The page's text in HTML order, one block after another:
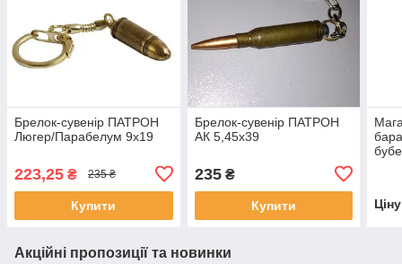
Брелок-сувенір ПАТРОН
Люгер/Парабелум 9х19
223,25 ₴ 235 ₴
Купити
Брелок-сувенір ПАТРОН
АК 5,45х39
235₴
Купити
Акційні пропозиції та новинки